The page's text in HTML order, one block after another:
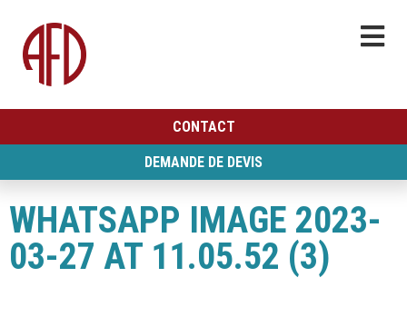
CONTACT
DEMANDE DE DEVIS
WHATSAPP IMAGE 2023-
03-27 AT 11.05.52 (3)